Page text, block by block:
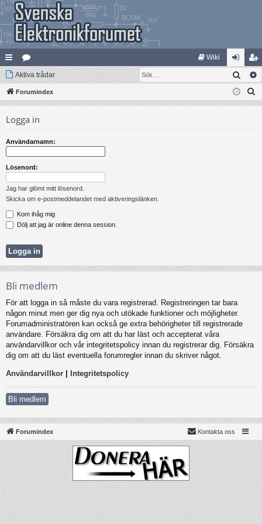
na
bb
ar
at
eg
er
Wiki
og
ga
li
m
Aktiva trådar Sök
Forumindex
Logga in
Användarnamn:
Lösenord:
Jag har glömt mitt lösenord.
Skicka om e-postmeddelandet med aktiveringslänken.
Kom ihåg mig
Dölj att jag är online denna session.
Bli medlem
För att logga in så måste du vara registrerad. Registreringen tar bara
någon minut men ger dig nya och utökade funktioner och möjligheter.
Forumadministratören kan också ge extra behörigheter till registrerade
användare. Försäkra dig om att du har läst och accepterat våra
användarvillkor och vår integritetspolicy innan du registrerar dig. Försäkra
dig om att du läst eventuella forumregler innan du skriver något.
Användarvillkor | Integritetspolicy
Bli medlem
Forumindex Kontakta oss